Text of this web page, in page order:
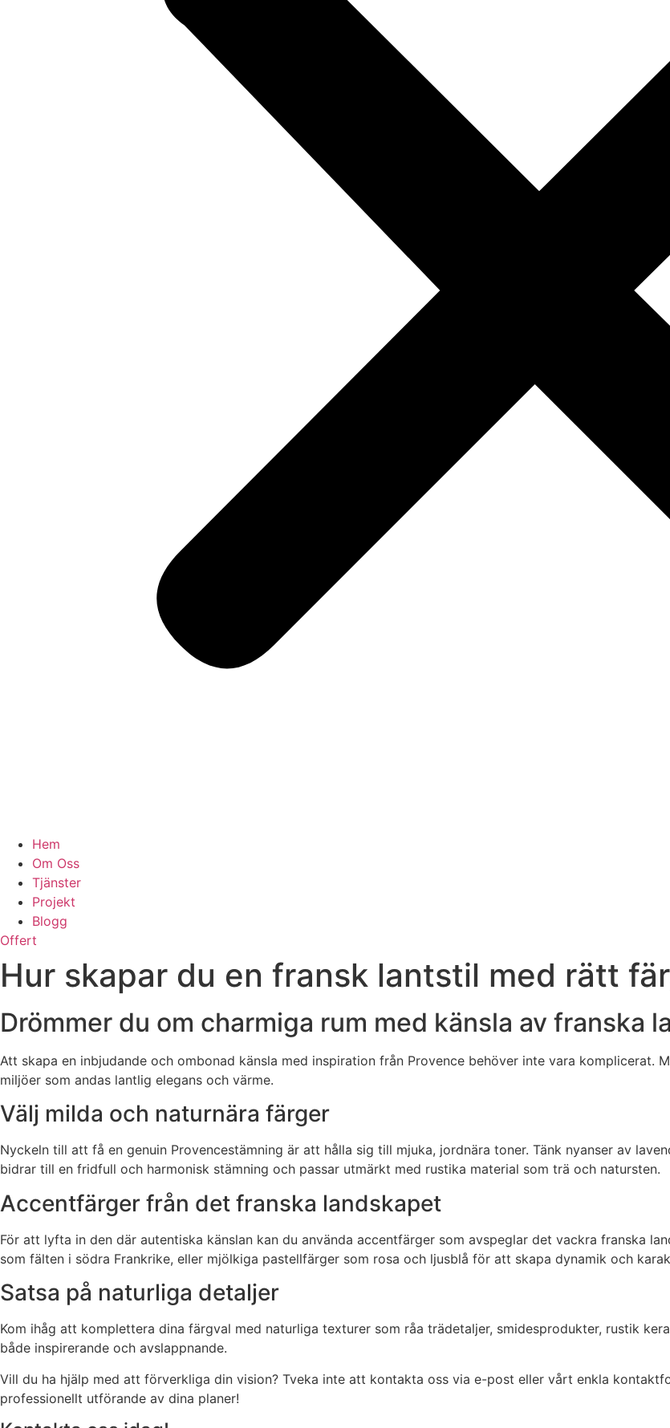
Hem
Om Oss
Tjänster
Projekt
Blogg
Offert
Hur skapar du en fransk lantstil med rätt
Drömmer du om charmiga rum med känsla av franska
Att skapa en inbjudande och ombonad känsla med inspiration från Provence behöver inte vara
miljöer som andas lantlig elegans och värme.
Välj milda och naturnära färger
Nyckeln till att få en genuin Provencestämning är att hålla sig till mjuka, jordnära toner. Tänk nyanser av
bidrar till en fridfull och harmonisk stämning och passar utmärkt med rustika material som trä och natursten.
Accentfärger från det franska landskapet
För att lyfta in den där autentiska känslan kan du använda accentfärger som avspeglar det vackra franska
som fälten i södra Frankrike, eller mjölkiga pastellfärger som rosa och ljusblå för att skapa dynamik och
Satsa på naturliga detaljer
Kom ihåg att komplettera dina färgval med naturliga texturer som råa trädetaljer, smidesprodukter, rustik
både inspirerande och avslappnande.
Vill du ha hjälp med att förverkliga din vision? Tveka inte att kontakta oss via e-post eller vårt enkla
professionellt utförande av dina planer!